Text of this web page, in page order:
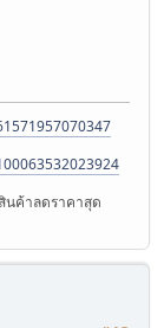
นค้าลดราคาสุด